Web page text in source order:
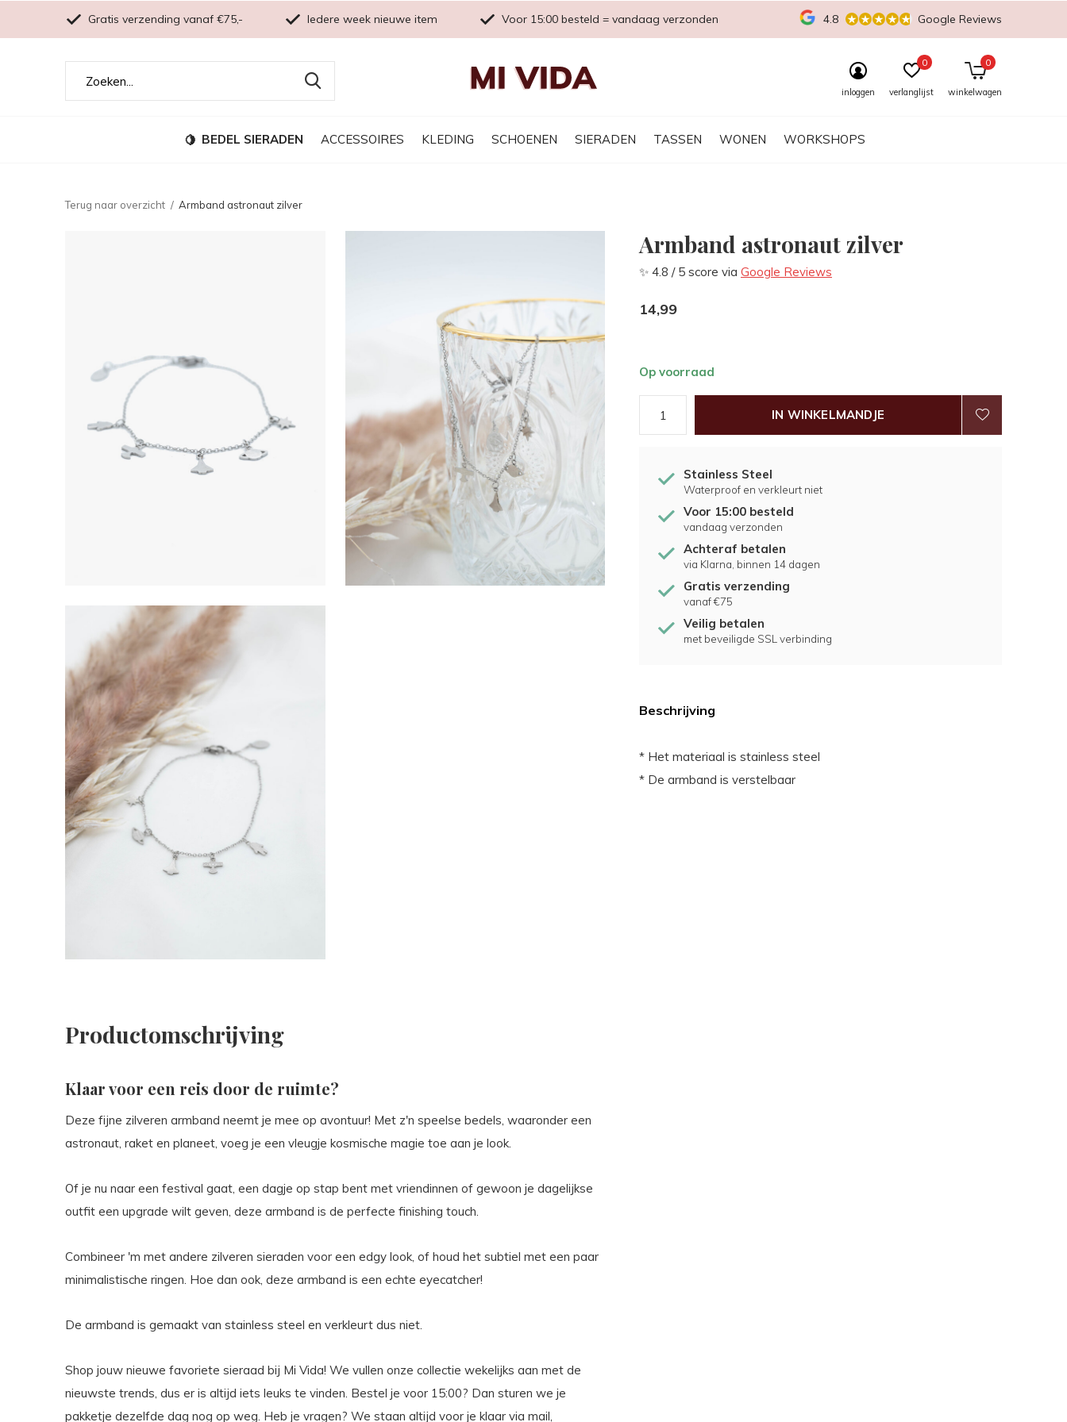
BEDEL SIERADEN ACCESSOIRES KLEDING SCHOENEN SIERADEN TASSEN WONEN WORKSHOPS
inloggen verlanglijst
0
winkelwagen
0
Gratis verzending vanaf €75,- Iedere week nieuwe item Voor 15:00 besteld = vandaag verzonden 4.8 Google Reviews
Terug naar overzicht Armband astronaut zilver
Armband astronaut zilver
✨ 4.8 / 5 score via Google Reviews
14,99
Op voorraad
IN WINKELMANDJE
Stainless Steel
Waterproof en verkleurt niet
Voor 15:00 besteld
vandaag verzonden
Achteraf betalen
via Klarna, binnen 14 dagen
Gratis verzending
vanaf €75
Veilig betalen
met beveiligde SSL verbinding
Beschrijving
* Het materiaal is stainless steel
* De armband is verstelbaar
Productomschrijving
Klaar voor een reis door de ruimte?
Deze fijne zilveren armband neemt je mee op avontuur! Met z'n speelse bedels, waaronder een
astronaut, raket en planeet, voeg je een vleugje kosmische magie toe aan je look.
Of je nu naar een festival gaat, een dagje op stap bent met vriendinnen of gewoon je dagelijkse
outfit een upgrade wilt geven, deze armband is de perfecte finishing touch.
Combineer 'm met andere zilveren sieraden voor een edgy look, of houd het subtiel met een paar
minimalistische ringen. Hoe dan ook, deze armband is een echte eyecatcher!
De armband is gemaakt van stainless steel en verkleurt dus niet.
Shop jouw nieuwe favoriete sieraad bij Mi Vida! We vullen onze collectie wekelijks aan met de
nieuwste trends, dus er is altijd iets leuks te vinden. Bestel je voor 15:00? Dan sturen we je
pakketje dezelfde dag nog op weg. Heb je vragen? We staan altijd voor je klaar via mail,